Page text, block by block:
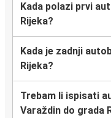
Kada polazi prvi
Rijeka?
Kada je zadnji
Rijeka?
Trebam li ispisati
Varaždin do grada